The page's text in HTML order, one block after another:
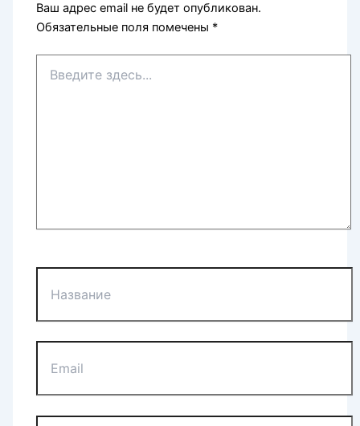
Ваш адрес email не будет опубликован.
Обязательные поля помечены *
здесь...